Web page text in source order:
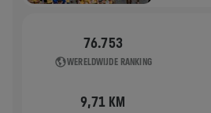
76.753
WERELDWIJDE RANKING
9,71 KM